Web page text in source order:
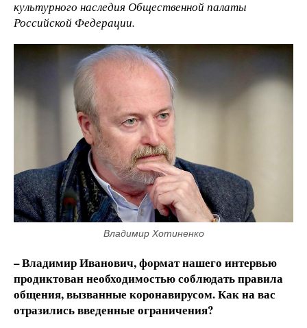
культурного наследия Общественной палаты
Российской Федерации.
Владимир Хотиненко
– Владимир Иванович, формат нашего интервью
продиктован необходимостью соблюдать правила
общения, вызванные коронавирусом. Как на вас
отразились введенные ограничения?